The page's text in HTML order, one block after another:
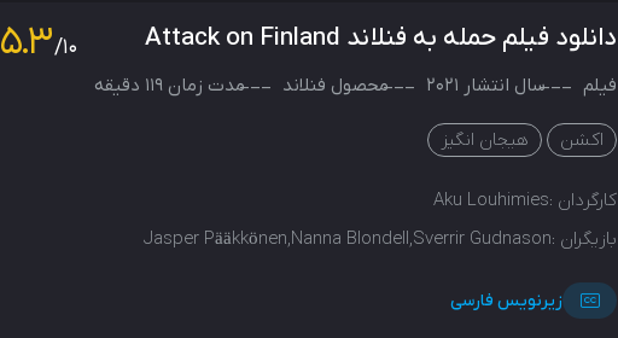
دانلود فیلم حمله به فنلاند Attack on Finland 5.3/10
فیلم سال انتشار 2021 محصول فنلاند مدت زمان 119 دقیقه
اکشن هیجان انگیز
کارگردان :Aku Louhimies
بازیگران :Jasper Pääkkönen,Nanna Blondell,Sverrir Gudnason
زیرنویس فارسی